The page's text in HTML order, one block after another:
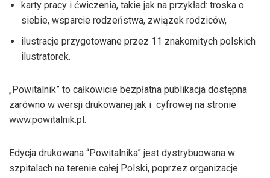
karty pracy i ćwiczenia, takie jak na przykład: troska o
siebie, wsparcie rodzeństwa, związek rodziców,
ilustracje przygotowane przez 11 znakomitych polskich
ilustratorek.
„Powitalnik” to całkowicie bezpłatna publikacja dostępna
zarówno w wersji drukowanej jak i cyfrowej na stronie
www.powitalnik.pl.
Edycja drukowana “Powitalnika” jest dystrybuowana w
szpitalach na terenie całej Polski, poprzez organizacje